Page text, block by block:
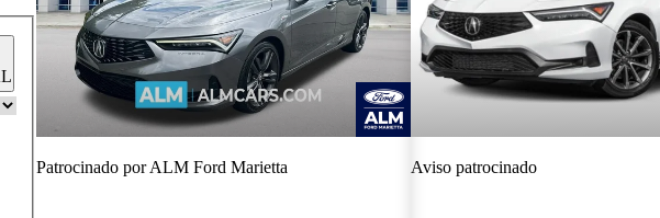
Patrocinado porALM Ford Marietta Aviso patrocinado